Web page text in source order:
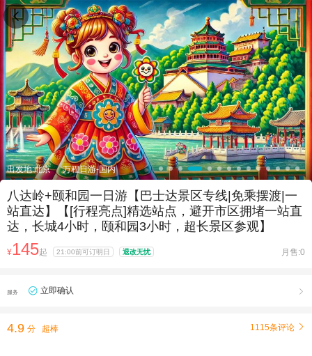
出发地:北京 万程日游-国内
八达岭+颐和园一日游【巴士达景区专线|免乘摆渡|一
站直达】【[行程亮点]精选站点，避开市区拥堵一站直
达，长城4小时，颐和园3小时，超长景区参观】
¥145起 21:00前可订明日 退改无忧 月售:0
服务 立即确认 
4.9 分 超棒 1115条评论 
